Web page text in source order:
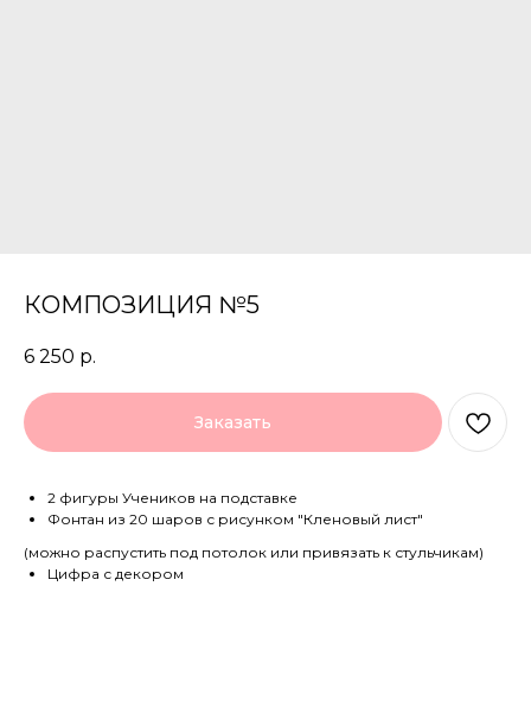
КОМПОЗИЦИЯ №5
6 250 р.
Заказать
2 фигуры Учеников на подставке
Фонтан из 20 шаров с рисунком "Кленовый лист"
(можно распустить под потолок или привязать к стульчикам)
Цифра с декором